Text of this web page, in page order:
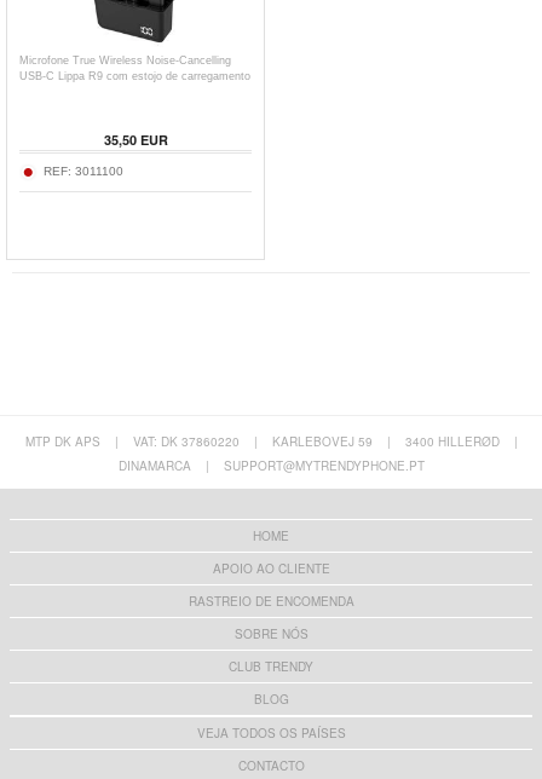
Microfone True Wireless Noise-Cancelling
USB-C Lippa R9 com estojo de carregamento
35,50EUR
REF: 3011100
MTP DK APS | VAT: DK 37860220 | KARLEBOVEJ 59 | 3400 HILLERØD
|
DINAMARCA
| SUPPORT@MYTRENDYPHONE.PT
HOME
APOIO AO CLIENTE
RASTREIO DE ENCOMENDA
SOBRE NÓS
CLUB TRENDY
BLOG
VEJA TODOS OS PAÍSES
CONTACTO